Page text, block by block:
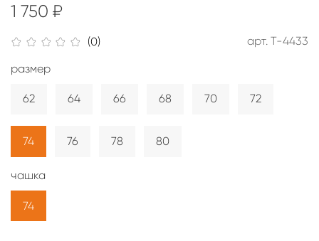
(0) арт. Т-4433
1 750 ₽
размер
62 64 66 68 70 72
74 76 78 80
чашка
74